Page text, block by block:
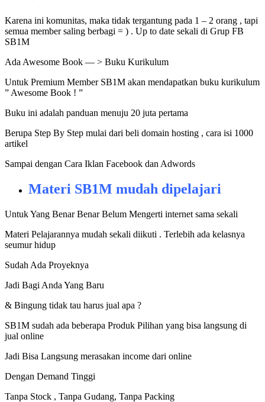
Karena ini komunitas, maka tidak tergantung pada 1 – 2 orang , tapi
semua member saling berbagi = ) . Up to date sekali di Grup FB
SB1M
Ada Awesome Book — > Buku Kurikulum
Untuk Premium Member SB1M akan mendapatkan buku kurikulum
” Awesome Book ! ”
Buku ini adalah panduan menuju 20 juta pertama
Berupa Step By Step mulai dari beli domain hosting , cara isi 1000
artikel
Sampai dengan Cara Iklan Facebook dan Adwords
Materi SB1M mudah dipelajari
Untuk Yang Benar Benar Belum Mengerti internet sama sekali
Materi Pelajarannya mudah sekali diikuti . Terlebih ada kelasnya
seumur hidup
Sudah Ada Proyeknya
Jadi Bagi Anda Yang Baru
& Bingung tidak tau harus jual apa ?
SB1M sudah ada beberapa Produk Pilihan yang bisa langsung di
jual online
Jadi Bisa Langsung merasakan income dari online
Dengan Demand Tinggi
Tanpa Stock , Tanpa Gudang, Tanpa Packing